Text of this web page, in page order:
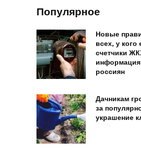
Популярное
Новые
всех, у кого
счетчики
россиян
Дачникам
за
украшение